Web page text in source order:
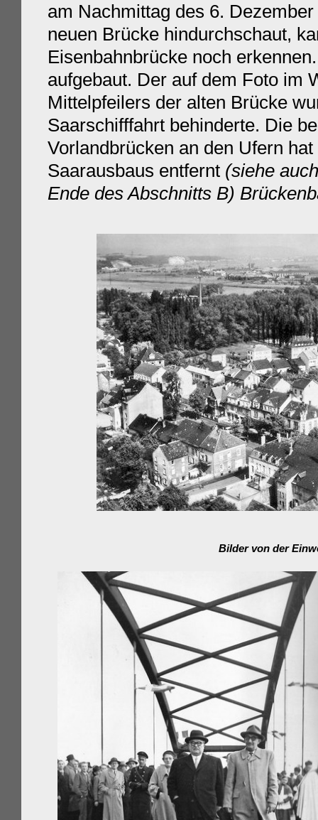
am Nachmittag des 6.
neuen Brücke hindurchschaut,
Eisenbahnbrücke noch
aufgebaut. Der auf dem Foto im
Mittelpfeilers der alten Brücke
Saarschifffahrt behinderte. Die
Vorlandbrücken an den Ufern
Saarausbaus entfernt (siehe
Ende des Abschnitts B)
Bilder von der